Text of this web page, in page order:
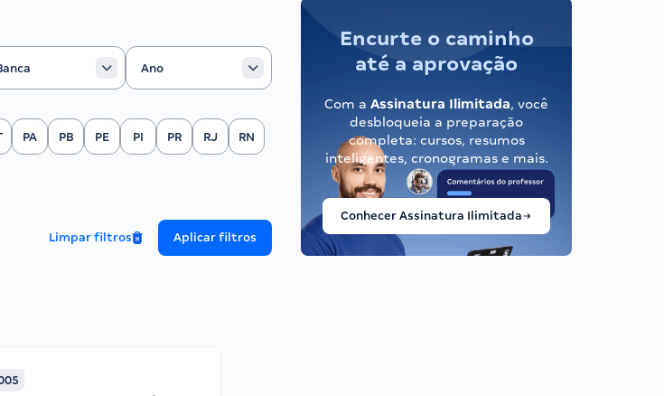
Ano
Ano
PA PB PE PI PR RJ RN
Limpar filtros Aplicar filtros
Encurte o caminho
até a aprovação
Com a Assinatura Ilimitada, você
desbloqueia a preparação
completa: cursos, resumos
inteligentes, cronogramas e mais.
Conhecer Assinatura Ilimitada